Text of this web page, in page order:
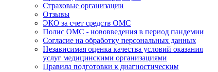
Страховые организации
Отзывы
ЭКО за счет средств ОМС
Полис ОМС - нововведения в период пандемии
Согласие на обработку персональных данных
Независимая оценка качества условий оказания
услуг медицинскими организациями
Правила подготовки к диагностическим